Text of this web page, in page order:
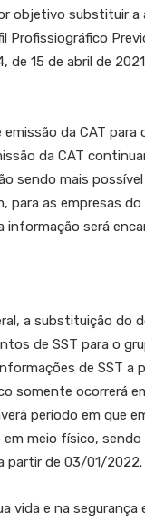
objetivo substituir a
Profissiográfico
de 15 de abril de
emissão da CAT
da CAT
sendo mais
para as empresas
informação será
a substituição do
de SST para o
de SST a
somente ocorrerá
período em que
em meio físico,
partir de 03/01/2022.
vida e na